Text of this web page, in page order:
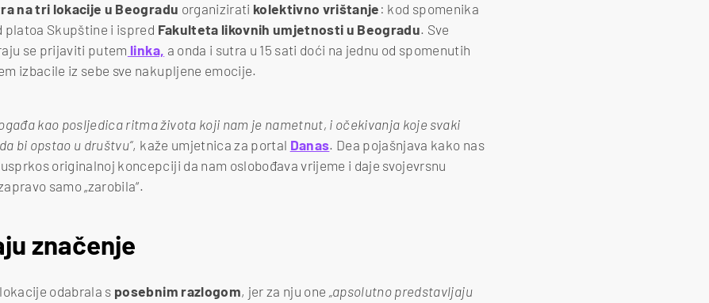
na tri lokacije u Beogradu organizirati kolektivno vrištanje : kod spomenika
platoa Skupštine i ispred Fakulteta likovnih umjetnosti u Beogradu. Sve
se prijaviti putem linka, a onda i sutra u 15 sati doći na jednu od spomenutih
izbacile iz sebe sve nakupljene emocije.
kao posljedica ritma života koji nam je nametnut, i očekivanja koje svaki
bi opstao u društvu“, kaže umjetnica za portal Danas. Dea pojašnjava kako nas
originalnoj koncepciji da nam oslobođava vrijeme i daje svojevrsnu
samo „zarobila“.
značenje
odabrala s posebnim razlogom, jer za nju one „apsolutno predstavljaju